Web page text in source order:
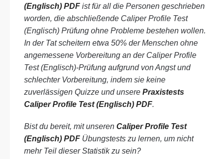
(Englisch) PDF ist für all die Personen geschrieben
worden, die abschließende Caliper Profile Test
(Englisch) Prüfung ohne Probleme bestehen wollen.
In der Tat scheitern etwa 50% der Menschen ohne
angemessene Vorbereitung an der Caliper Profile
Test (Englisch)-Prüfung aufgrund von Angst und
schlechter Vorbereitung, indem sie keine
zuverlässigen Quizze und unsere Praxistests
Caliper Profile Test (Englisch) PDF.
Bist du bereit, mit unseren Caliper Profile Test
(Englisch) PDF Übungstests zu lernen, um nicht
mehr Teil dieser Statistik zu sein?